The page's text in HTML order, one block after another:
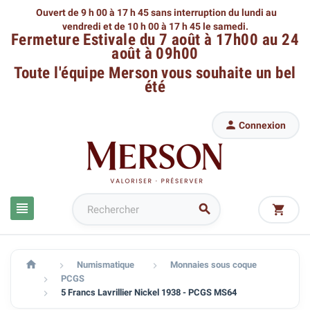
Ouvert de 9 h 00 à 17 h 45 sans interruption du lundi au
vendredi et de 10 h 00 à 17 h 45 le samedi.
Fermeture Estivale du 7 août à 17h00 au 24
août à 09h00
Toute l'équipe Mersonvous souhaite un bel
été
 
 Connexion

  Numismatique  Monnaies sous coque
 PCGS
 5 Francs Lavrillier Nickel 1938 - PCGS MS64